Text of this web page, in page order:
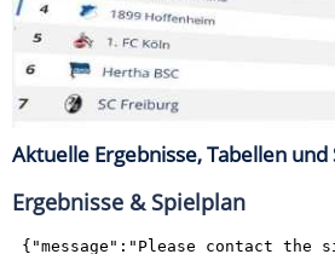
Aktuelle Ergebnisse, Tabellen
Ergebnisse & Spielplan